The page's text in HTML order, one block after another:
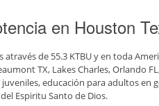
en Houston
de 55.3 KTBU y en toda
TX, Lakes Charles, Orlando
educación para adultos en
Espiritu Santo de Dios.